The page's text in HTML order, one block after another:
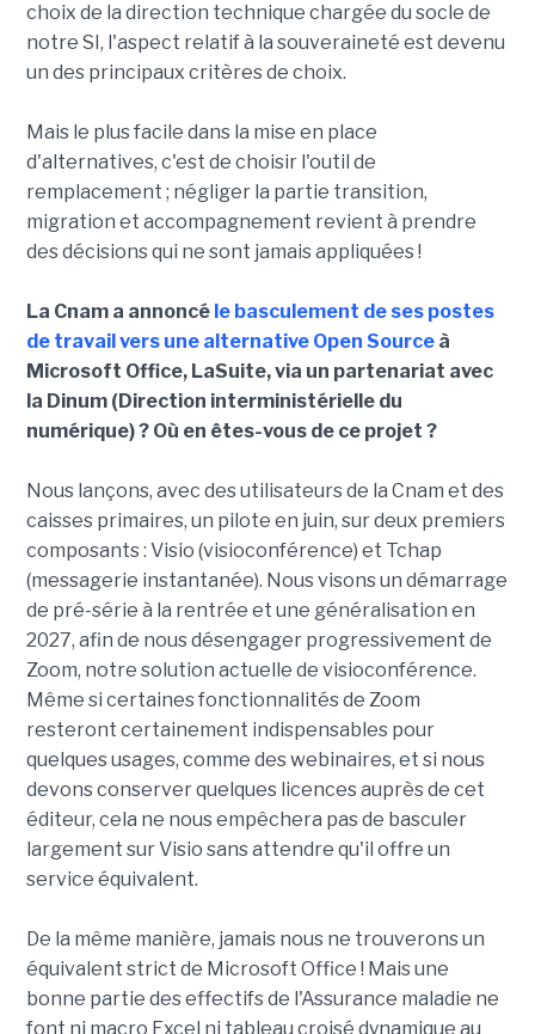
choix de la direction technique chargée du socle de
notre SI, l'aspect relatif à la souveraineté est devenu
un des principaux critères de choix.
Mais le plus facile dans la mise en place
d'alternatives, c'est de choisir l'outil de
remplacement ; négliger la partie transition,
migration et accompagnement revient à prendre
des décisions qui ne sont jamais appliquées !
La Cnam a annoncé le basculement de ses postes
de travail vers une alternative Open Sourceà
Microsoft Office, LaSuite, via un partenariat avec
la Dinum (Direction interministérielle du
numérique) ? Où en êtes-vous de ce projet ?
Nous lançons, avec des utilisateurs de la Cnam et des
caisses primaires, un pilote en juin, sur deux premiers
composants : Visio (visioconférence) et Tchap
(messagerie instantanée). Nous visons un démarrage
de pré-série à la rentrée et une généralisation en
2027, afin de nous désengager progressivement de
Zoom, notre solution actuelle de visioconférence.
Même si certaines fonctionnalités de Zoom
resteront certainement indispensables pour
quelques usages, comme des webinaires, et si nous
devons conserver quelques licences auprès de cet
éditeur, cela ne nous empêchera pas de basculer
largement sur Visio sans attendre qu'il offre un
service équivalent.
De la même manière, jamais nous ne trouverons un
équivalent strict de Microsoft Office ! Mais une
bonne partie des effectifs de l'Assurance maladie ne
font ni macro Excel ni tableau croisé dynamique au